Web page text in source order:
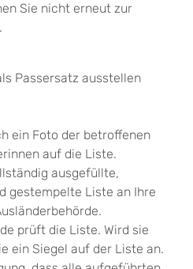
Sie nicht erneut zur
Passersatz ausstellen
ein Foto der betroffenen
auf die Liste.
ausgefüllte,
gestempelte Liste an Ihre
prüft die Liste. Wird sie
ein Siegel auf der Liste an.